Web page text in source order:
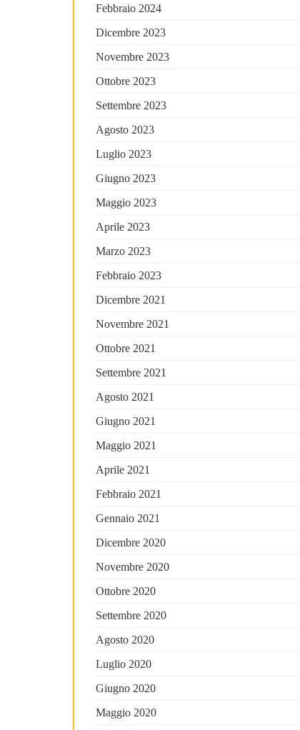
Febbraio 2024
Dicembre 2023
Novembre 2023
Ottobre 2023
Settembre 2023
Agosto 2023
Luglio 2023
Giugno 2023
Maggio 2023
Aprile 2023
Marzo 2023
Febbraio 2023
Dicembre 2021
Novembre 2021
Ottobre 2021
Settembre 2021
Agosto 2021
Giugno 2021
Maggio 2021
Aprile 2021
Febbraio 2021
Gennaio 2021
Dicembre 2020
Novembre 2020
Ottobre 2020
Settembre 2020
Agosto 2020
Luglio 2020
Giugno 2020
Maggio 2020